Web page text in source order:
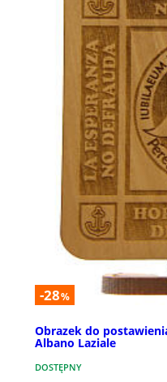
-28%
Obrazek do
Albano Laziale
DOSTĘPNY